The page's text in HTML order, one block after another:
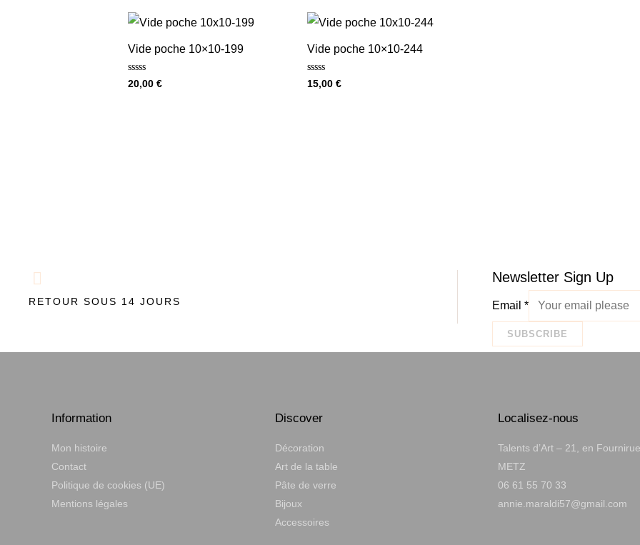
Vide poche 10×10-199
Note
0
20,00 €
Vide poche 10×10-244
Note
0
15,00€
RETOUR SOUS 14 JOURS
Newsletter Sign Up
Email *
SUBSCRIBE
Information
Mon histoire
Contact
Politique de cookies (UE)
Mentions légales
Discover
Décoration
Art de la table
Pâte de verre
Bijoux
Accessoires
Localisez-nous
Talents d’Art – 21, en
METZ
06 61 55 70 33
annie.maraldi57@gmail.com